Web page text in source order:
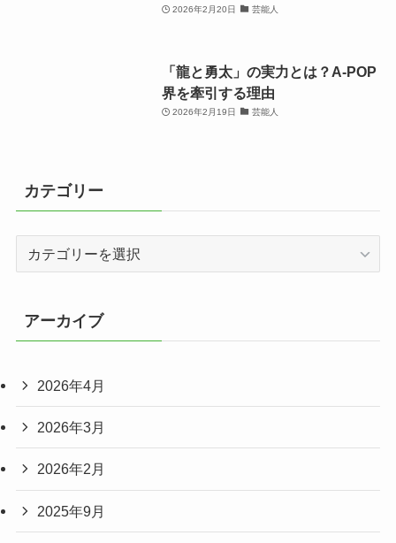
2026年2月20日 芸能人
「龍と勇太」の実力とは？A-POP
界を牽引する理由
2026年2月19日 芸能人
カテゴリー
リ
ー
アーカイブ
2026年4月
2026年3月
2026年2月
2025年9月